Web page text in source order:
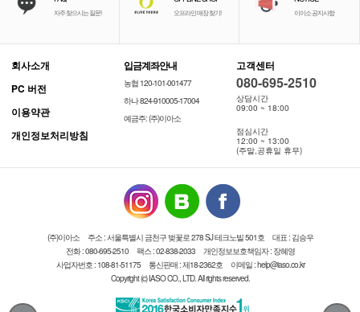
자주 찾으시는 질문! 오프라인 매장 찾기! 이이소 공지사항
회사소개
PC 버전
이용약관
개인정보처리방침
입금계좌안내
농협 120-101-001477
하나 824-910005-17004
예금주: (주)이아소
고객센터
080-695-2510
상담시간
09:00 ~ 18:00
점심시간
12:00 ~ 13:00
(주말,공휴일 휴무)
(주)이아소 주소 : 서울특별시 금천구 벚꽃로 278 SJ 테크노빌 501호
대표 : 김승우
전화 : 080-695-2510
팩스 : 02-838-2033
개인정보보호책임자 : 장혜영
사업자번호 : 108-81-51175
통신판매 : 제18-2362호
이메일 : help@iaso.co.kr
Copyright (c) IASO CO., LTD. All rights reserved.